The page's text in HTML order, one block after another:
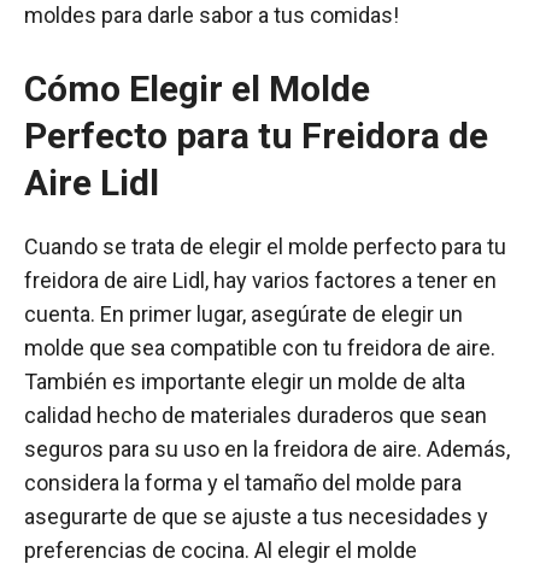
moldes para darle sabor a tus comidas!
Cómo Elegir el Molde
Perfecto para tu Freidora de
Aire Lidl
Cuando se trata de elegir el molde perfecto para tu
freidora de aire Lidl, hay varios factores a tener en
cuenta. En primer lugar, asegúrate de elegir un
molde que sea compatible con tu freidora de aire.
También es importante elegir un molde de alta
calidad hecho de materiales duraderos que sean
seguros para su uso en la freidora de aire. Además,
considera la forma y el tamaño del molde para
asegurarte de que se ajuste a tus necesidades y
preferencias de cocina. Al elegir el molde